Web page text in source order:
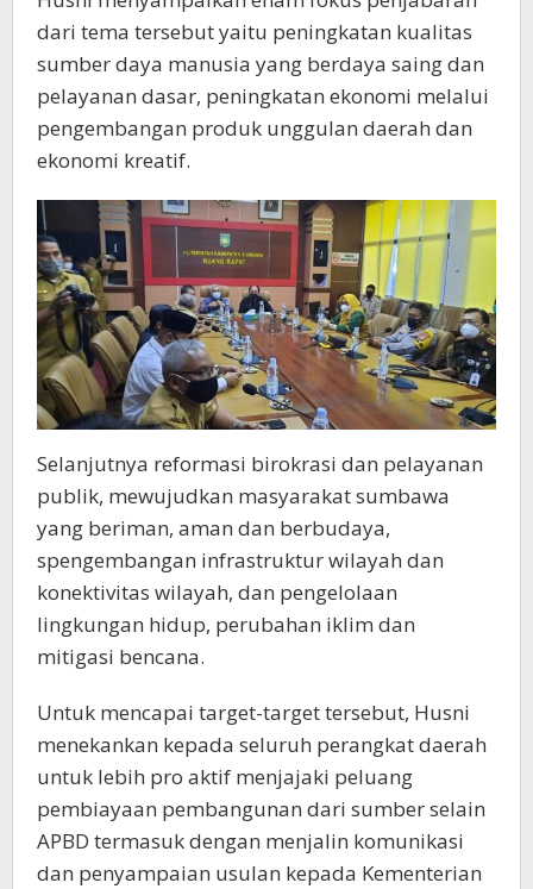
dari tema tersebut yaitu peningkatan kualitas
sumber daya manusia yang berdaya saing dan
pelayanan dasar, peningkatan ekonomi melalui
pengembangan produk unggulan daerah dan
ekonomi kreatif.
Selanjutnya reformasi birokrasi dan pelayanan
publik, mewujudkan masyarakat sumbawa
yang beriman, aman dan berbudaya,
spengembangan infrastruktur wilayah dan
konektivitas wilayah, dan pengelolaan
lingkungan hidup, perubahan iklim dan
mitigasi bencana.
Untuk mencapai target-target tersebut, Husni
menekankan kepada seluruh perangkat daerah
untuk lebih pro aktif menjajaki peluang
pembiayaan pembangunan dari sumber selain
APBD termasuk dengan menjalin komunikasi
dan penyampaian usulan kepada Kementerian